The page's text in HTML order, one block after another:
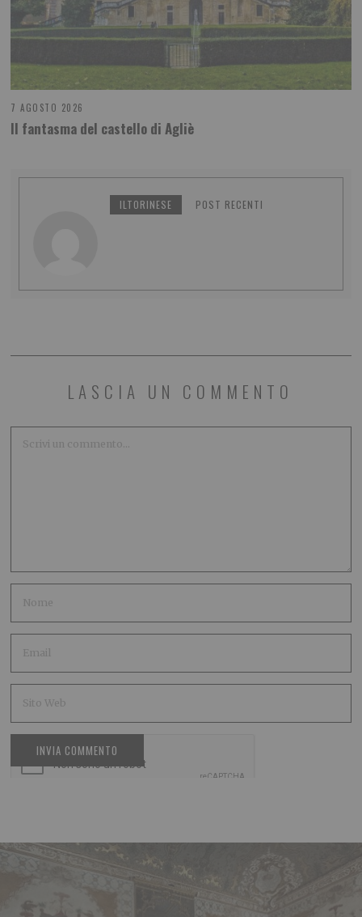
7 AGOSTO 2026
Il fantasma del castello di Agliè
ILTORINESE POST RECENTI
LASCIA UN COMMENTO